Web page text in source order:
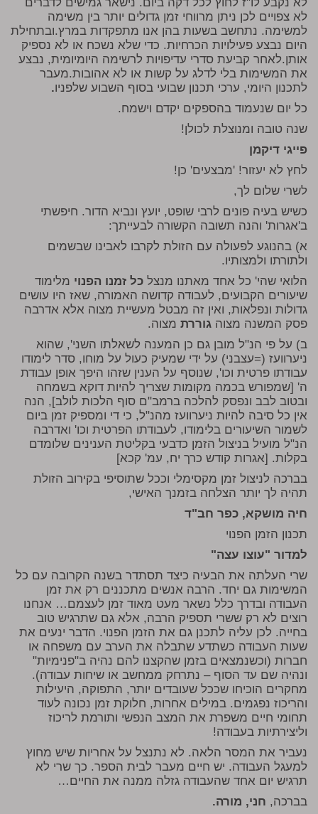
לא צפויים לכן ניתן מרווחי זמן גדולים יותר בין משימה
למשימה. נתחשב בשעות בהן אנו מתפקדות במרץ.ובתחילת
היום נבצע פעילויות הכרחיות. כדי שלא נשכח או לא נספיק
אותן.לאחר קביעת סדרי עדיפויות לרשימה היומיומית, נבצע
את המשימות בלי לדלג על קשות או לא אהובות.מעבר
לתכנון היומי, ערכי תכנון שבועי בסוף השבוע שלפניו.
כל יום שנעמוד בהספקים יקדם וישמח.
שנה טובה ומנוצלת לכולן!
פייגי דיקמן
לחץ לא יעזור! 'מבצעים' כן!
לשרי שלום לך,
כשיש בעיה פונים לרבי שופט, יועץ ונביא הדור. חיפשתי
ב'אגרות' והנה תשובה הקשורה לבעייתך:
א) בהנוגע לפעולה עם הזולת לקרבו לאבינו שבשמים
ולתורתו ולמצותיו.
הלואי שהי' כל אחד מאתנו מנצל כל זמנו הפנוי מלימוד
שיעורים הקבועים, לעבודה קדושה האמורה, שאז היו עושים
גדולות ונפלאות, ואין זה מבטל מעשיית מצוה אלא אדרבה
פסק המשנה מצוה גוררת מצוה.
ב) על פי הנ"ל מובן גם כן המענה לשאלתו השני', שהוא
ניערוועז (=עצבני) על ידי שמעיק כעול על מוחו, סדר לימודו
עבודתו פרטית וכו', שנוסף על הענין שזהו היפך אופן עבודת
ה' [שמפורש בכמה מקומות שצריך להיות דוקא בשמחה
ובטוב לבב ונפסק להלכה ברמב"ם סוף הלכות לולב], הנה
אין כל סיבה להיות ניערוועז מהנ"ל, כי די ומספיק זמן ביום
לשמור השיעורים בלימודו, לעבודתו הפרטית וכו' ואדרבה
הנ"ל מועיל בניצול הזמן כדבעי בקליטת הענינים שלומדם
בקלות. [אגרות קודש כרך יח, עמ' קכא]
בברכה לניצול זמן מקסימלי וככל שתוסיפי בקירוב הזולת
תהיה לך יותר הצלחה בזמנך האישי,
חיה מושקא, כפר חב"ד
תכנון הזמן הפנוי
למדור "עוצו עצה"
שרי העלתה את הבעיה כיצד תסתדר בשנה הקרובה עם כל
המשימות גם יחד. הרבה אנשים מתכננים רק את זמן
העבודה ובדרך כלל נשאר מעט מאוד זמן לעצמם… אנחנו
רוצים לא רק ששרי תספיק הרבה, אלא גם שתרגיש טוב
בחייה. לכן עליה לתכנן גם את הזמן הפנוי. הדבר ינעים את
שעות העבודה כשתדע שתבלה את הערב עם משפחה או
חברות (וכשנמצאים בזמן שהקצנו להם נהיה ב"פנימיות"
ונהיה שם עד הסוף – נתרחק ממחשב או שיחות עבודה).
מחקרים הוכיחו שככל שעובדים יותר, התפוקה, היעילות
והריכוז נפגמים. במילים אחרות, חלוקת זמן נכונה לעוד
תחומי חיים משפרת את המצב הנפשי ותורמת לריכוז
וליצירתיות בעבודה!
נעביר את המסר הלאה. לא נתנצל על אחריות שיש מחוץ
למעגל העבודה. יש חיים מעבר לבית הספר. כך שרי לא
תרגיש יום אחד שהעבודה גזלה ממנה את החיים…
בברכה, חני, מורה.